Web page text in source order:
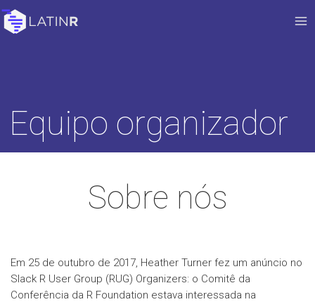
Equipo organizador
Sobre nós
Em 25 de outubro de 2017, Heather Turner fez um anúncio no
Slack R User Group (RUG) Organizers: o Comitê da
Conferência da R Foundation estava interessada na